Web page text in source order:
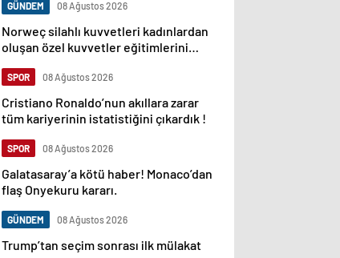
GÜNDEM 08 Ağustos 2026
Norweç silahlı kuvvetleri kadınlardan
oluşan özel kuvvetler eğitimlerini
SPOR 08 Ağustos 2026
Cristiano Ronaldo’nun akıllara zarar
tüm kariyerinin istatistiğini çıkardık !
SPOR 08 Ağustos 2026
Galatasaray’a kötü haber! Monaco’dan
flaş Onyekuru kararı.
GÜNDEM 08 Ağustos 2026
Trump’tan seçim sonrası ilk mülakat